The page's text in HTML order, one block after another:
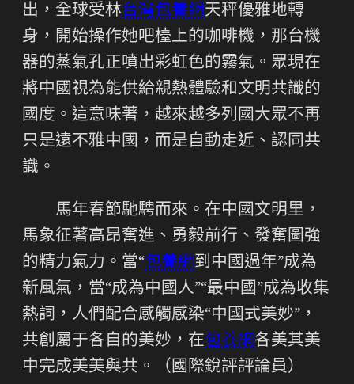
出，全球受林台灣包養網天秤優雅地轉
身，開始操作她吧檯上的咖啡機，那台機
器的蒸氣孔正噴出彩虹色的霧氣。眾現在
將中國視為能供給親熱體驗和文明共識的
國度。這意味著，越來越多列國大眾不再
只是遠不雅中國，而是自動走近、認同共
識。
馬年春節馳騁而來。在中國文明里，
馬象征著高昂奮進、勇毅前行、發奮圖強
的精力氣力。當“包養網到中國過年”成為
新風氣，當“成為中國人”“最中國”成為收集
熱詞，人們配合感觸感染“中國式美妙”，
共創屬于各自的美妙，在包養網各美其美
中完成美美與共。
（國際銳評評論員）